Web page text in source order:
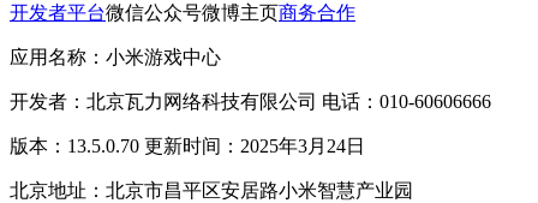
开发者平台微信公众号微博主页商务合作
应用名称：小米游戏中心
开发者：北京瓦力网络科技有限公司 电话：010-60606666
版本：13.5.0.70 更新时间：2025年3月24日
北京地址：北京市昌平区安居路小米智慧产业园